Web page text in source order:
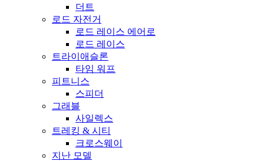
더트
로드 자전거
로드 레이스 에어로
로드 레이스
트라이애슬론
타임 워프
피트니스
스피더
그래블
사일렉스
트레킹 & 시티
크로스웨이
지난 모델